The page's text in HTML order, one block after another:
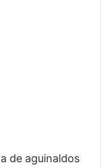
de aguinaldos